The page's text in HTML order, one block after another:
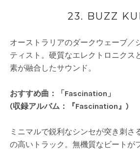
23. BUZZ
オーストラリアのダークウェーブ／
ティスト。硬質なエレクトロニクス
素が融合したサウンド。
おすすめ曲：「Fascination」
(収録アルバム：『Fascination』)
ミニマルで鋭利なシンセが突き刺さ
の高いトラック。無機質なビートが